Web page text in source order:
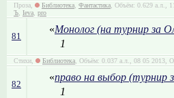
Проза, Библиотека Фантастика , Объём: 0.629 а.л.,
Ъ Ieva pro
81
«Монолог (на турнир за
1
Стихи, Библиотека , Объём: 0.037 а.л., 08 05 2013,
82
«право на выбор (турнир
1